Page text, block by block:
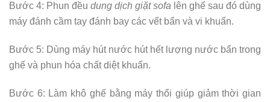
Bước 4: Phun đều dung dịch giặt sofa lên ghế sau đó dùng
máy đánh cầm tay đánh bay các vết bẩn và vi khuẩn.
Bước 5: Dùng máy hút nước hút hết lượng nước bẩn trong
ghế và phun hóa chất diệt khuẩn.
Bước 6: Làm khô ghế bằng máy thổi giúp giảm thời gian